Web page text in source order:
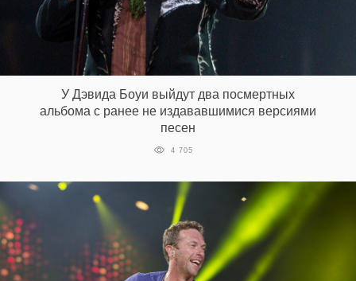
У Дэвида Боуи выйдут два посмертных
альбома с ранее не издававшимися версиями
песен
4 705